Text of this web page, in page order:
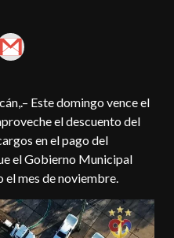
Este domingo vence el
el descuento del
en el pago del
el Gobierno Municipal
mes de noviembre.